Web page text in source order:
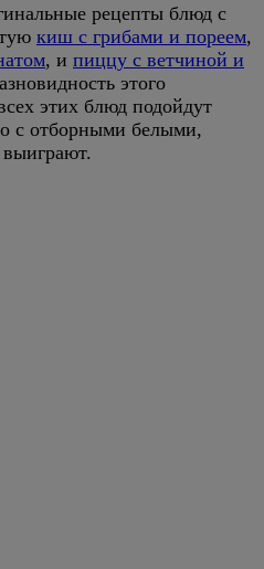
рецепты блюд с
киш с грибами и пореем,
, и пиццу с ветчиной и
этого
этих блюд подойдут
с отборными белыми,